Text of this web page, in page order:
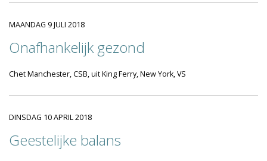
MAANDAG 9 JULI 2018
Onafhankelijk gezond
Chet Manchester, CSB, uit King Ferry, New York, VS
DINSDAG 10 APRIL 2018
Geestelijke balans